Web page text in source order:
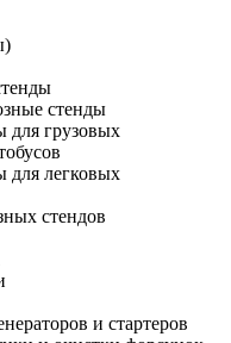
стенды
для грузовых
для легковых
стендов
и стартеров